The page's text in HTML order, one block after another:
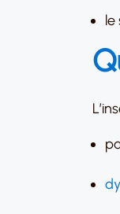
le